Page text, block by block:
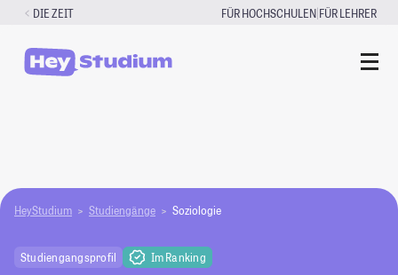
Zum
springen
DIE ZEIT FÜR HOCHSCHULEN|FÜR LEHRER
HeyStudium Studiengänge Soziologie
Studiengangsprofil Im Ranking